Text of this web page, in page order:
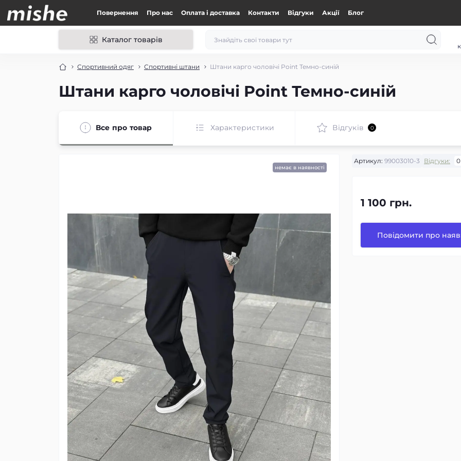
Повернення Про нас Оплата і доставка Контакти Відгуки Акції Блог
Каталог товарів
Спортивний одяг Спортивні штани Штани карго чоловічі Point Темно-синій
Штани карго чоловічі Point Темно-синій
Все про товар Характеристики Відгуків 0
немає в наявності
Артикул: 99003010-3 Відгуки: 0
1 100 грн.
Повідомити про